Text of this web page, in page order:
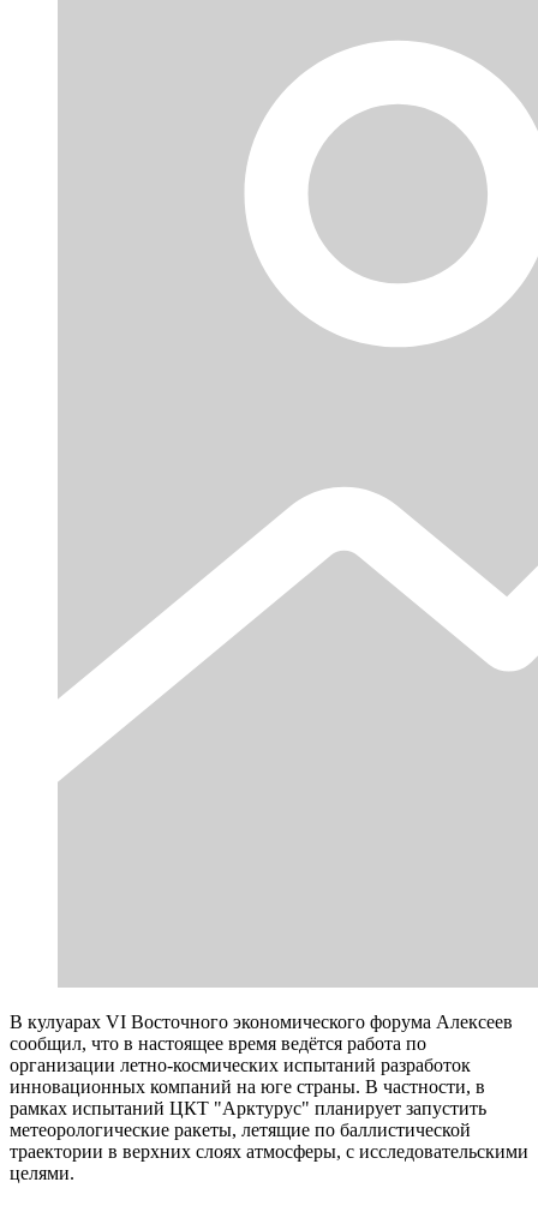
В кулуарах VI Восточного экономического форума Алексеев
сообщил, что в настоящее время ведётся работа по
организации летно-космических испытаний разработок
инновационных компаний на юге страны. В частности, в
рамках испытаний ЦКТ "Арктурус" планирует запустить
метеорологические ракеты, летящие по баллистической
траектории в верхних слоях атмосферы, с исследовательскими
целями.